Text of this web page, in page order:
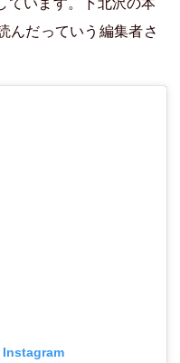
んだっていう編集者さ